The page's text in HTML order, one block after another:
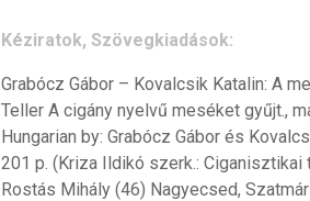
Kéziratok, Szövegkiadások:
Grabócz Gábor – Kovalcsik Katalin: A
Teller A cigány nyelvű meséket gyűjt.,
Hungarian by: Grabócz Gábor és
201 p. (Kriza Ildikó szerk.: Ciganisztikai
Rostás Mihály (46) Nagyecsed,